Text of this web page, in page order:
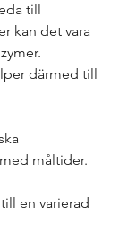
till
kan det vara
därmed till
måltider.
en varierad